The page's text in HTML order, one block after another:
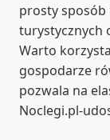
prosty sposób
turystycznych
Warto
gospodarze
pozwala na
Noclegi.pl-